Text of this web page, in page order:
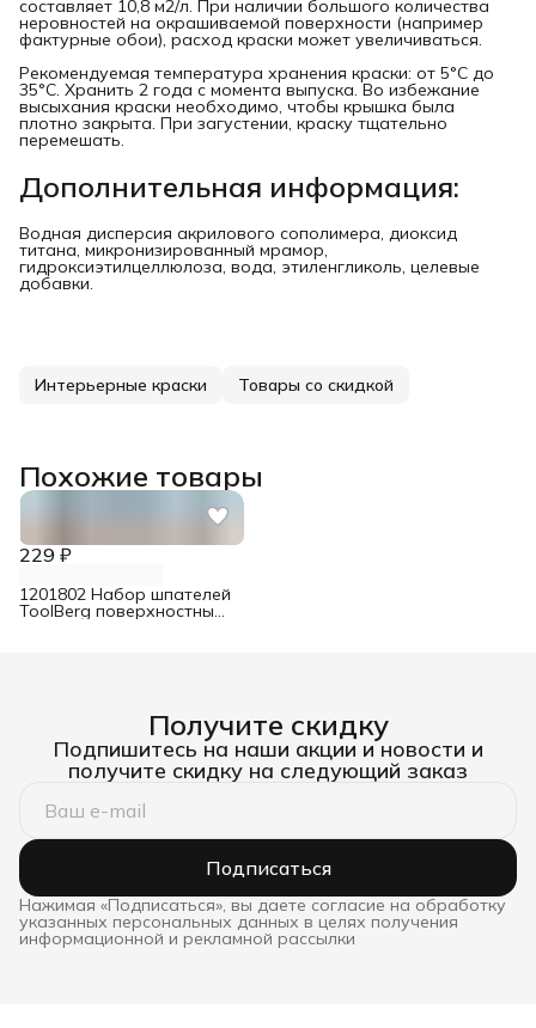
составляет 10,8 м2/л. При наличии большого количества
неровностей на окрашиваемой поверхности (например
фактурные обои), расход краски может увеличиваться.
Рекомендуемая температура хранения краски: от 5°С до
35°С. Хранить 2 года с момента выпуска. Во избежание
высыхания краски необходимо, чтобы крышка была
плотно закрыта. При загустении, краску тщательно
перемешать.
Дополнительная информация:
Водная дисперсия акрилового сополимера, диоксид
титана, микронизированный мрамор,
гидроксиэтилцеллюлоза, вода, этиленгликоль, целевые
добавки.
Интерьерные краски Товары со скидкой
Похожие товары
229 ₽
1201802 Набор шпателей
ToolBerg поверхностных
Получите скидку
Подпишитесь на наши акции и новости и
получите скидку на следующий заказ
Подписаться
Нажимая «Подписаться», вы даете согласие на обработку
указанных персональных данных в целях получения
информационной и рекламной рассылки